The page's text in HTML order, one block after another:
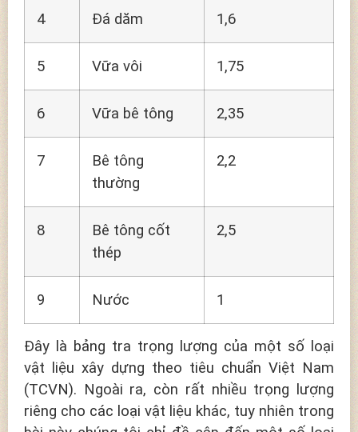
4 Đá dăm 1,6
5 Vữa vôi 1,75
6 Vữa bê tông 2,35
7
Bê tông
thường
2,2
8
Bê tông cốt
thép
2,5
9 Nước 1
Đây là bảng tra trọng lượng của một số loại
vật liệu xây dựng theo tiêu chuẩn Việt Nam
(TCVN). Ngoài ra, còn rất nhiều trọng lượng
riêng cho các loại vật liệu khác, tuy nhiên trong